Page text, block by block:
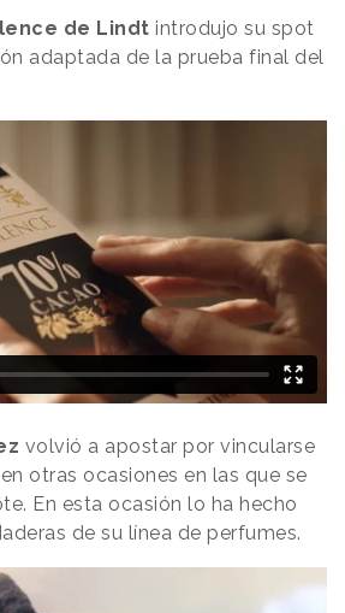
de Lindt introdujo su spot
adaptada de la prueba final del
volvió a apostar por vincularse
otras ocasiones en las que se
En esta ocasión lo ha hecho
de su línea de perfumes.